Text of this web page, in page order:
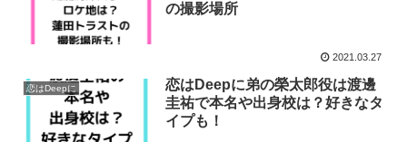
の撮影場所
2021.03.27
恋はDeepに
恋はDeepに弟の榮太郎役は渡邊
圭祐で本名や出身校は？好きなタ
イプも！